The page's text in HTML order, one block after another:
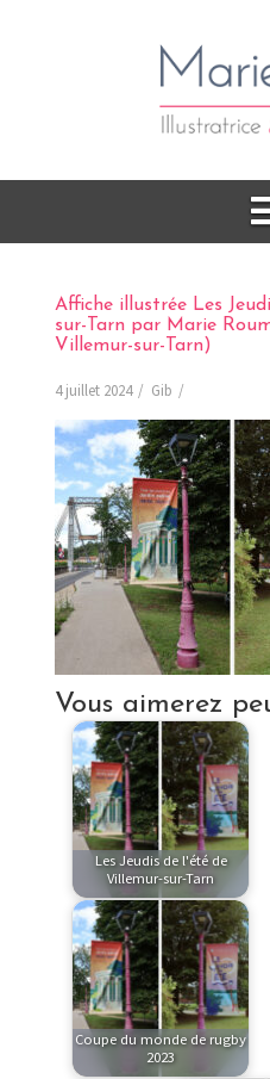
Affiche illustrée Les
sur-Tarn par Marie
Villemur-sur-Tarn)
4 juillet 2024 Gib
Vous aimerez
Les Jeudis de l'été de
Villemur-sur-Tarn
Coupe du monde de rugby
2023